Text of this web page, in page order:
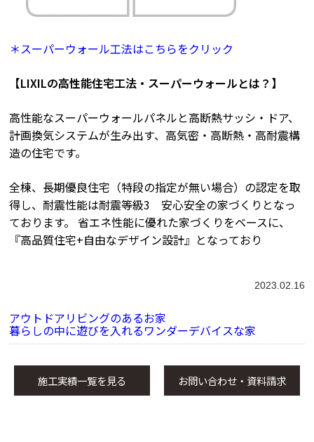
＊スーパーウォール工法はこちらをクリック
【LIXILの高性能住宅工法・スーパーウォールとは？】
高性能なスーパーウォールパネルと高断熱サッシ・ドア、
計画換気システムが生み出す、高気密・高断熱・高耐震構
造の住宅です。
全棟、長期優良住宅（特段の指定が無い場合）の認定を取
得し、耐震性能は耐震等級3 安心安全の家づくりとなっ
ております。 省エネ性能に優れた家づくりをベースに、
『高品質住宅+自由なデザイン設計』となっており
2023.02.16
アウトドアリビングのあるお家
暮らしの中に遊びを入れるワンダーデバイスな家
施工実績一覧を見る お問い合わせ・資料請求